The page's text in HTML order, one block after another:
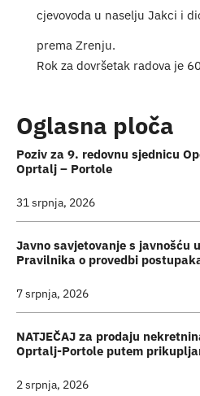
cjevovoda u naselju Jakci i
prema Zrenju.
Rok za dovršetak radova je
Oglasna ploča
Poziv za 9. redovnu sjednicu
Oprtalj – Portole
31 srpnja, 2026
Javno savjetovanje s javnošću
Pravilnika o provedbi
7 srpnja, 2026
NATJEČAJ za prodaju
Oprtalj-Portole putem
2 srpnja, 2026